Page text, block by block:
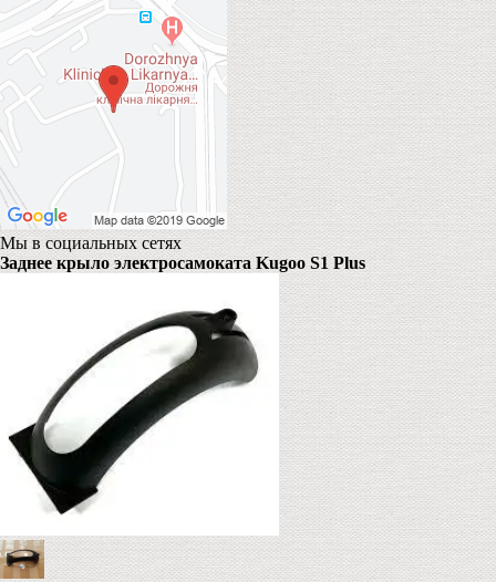
Мы в социальных сетях
Заднее крыло электросамоката Kugoo S1 Plus